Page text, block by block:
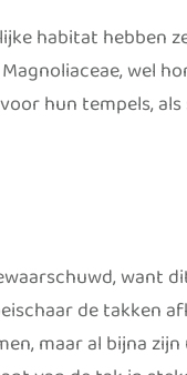
habitat hebben
wel
hun tempels,
want
de takken
maar al bijna